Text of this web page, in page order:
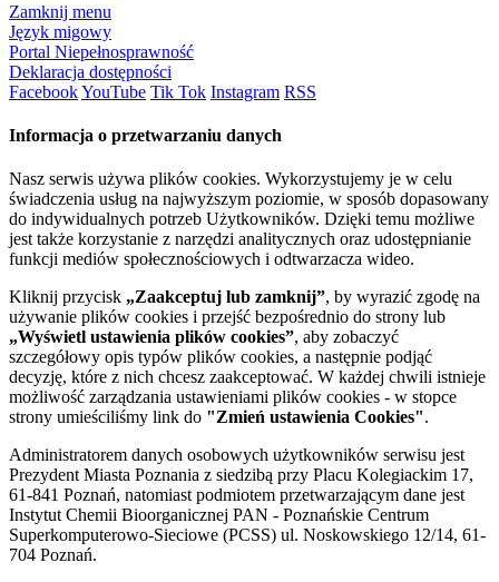
Zamknij menu
Język migowy
Portal Niepełnosprawność
Deklaracja dostępności
FacebookYouTube Tik Tok Instagram RSS
Informacja o przetwarzaniu danych
Nasz serwis używa plików cookies. Wykorzystujemy je w celu
świadczenia usług na najwyższym poziomie, w sposób dopasowany
do indywidualnych potrzeb Użytkowników. Dzięki temu możliwe
jest także korzystanie z narzędzi analitycznych oraz udostępnianie
funkcji mediów społecznościowych i odtwarzacza wideo.
Kliknij przycisk „Zaakceptuj lub zamknij”, by wyrazić zgodę na
używanie plików cookies i przejść bezpośrednio do strony lub
„Wyświetl ustawienia plików cookies”, aby zobaczyć
szczegółowy opis typów plików cookies, a następnie podjąć
decyzję, które z nich chcesz zaakceptować. W każdej chwili istnieje
możliwość zarządzania ustawieniami plików cookies - w stopce
strony umieściliśmy link do "Zmień ustawienia Cookies".
Administratorem danych osobowych użytkowników serwisu jest
Prezydent Miasta Poznania z siedzibą przy Placu Kolegiackim 17,
61-841 Poznań, natomiast podmiotem przetwarzającym dane jest
Instytut Chemii Bioorganicznej PAN - Poznańskie Centrum
Superkomputerowo-Sieciowe (PCSS) ul. Noskowskiego 12/14, 61-
704 Poznań.